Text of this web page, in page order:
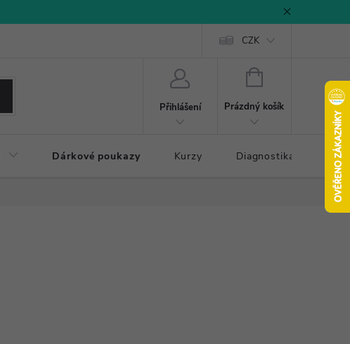
CZK
Přihlášení
NÁKUPNÍ
Prázdný košík
Dárkové poukazy Kurzy Diagnostika došlapu